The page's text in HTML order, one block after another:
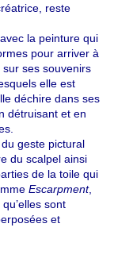
reste
la peinture qui
pour arriver à
sur ses souvenirs
elle est
déchire dans ses
détruisant et en
geste pictural
du scalpel ainsi
de la toile qui
Escarpment,
sont
et